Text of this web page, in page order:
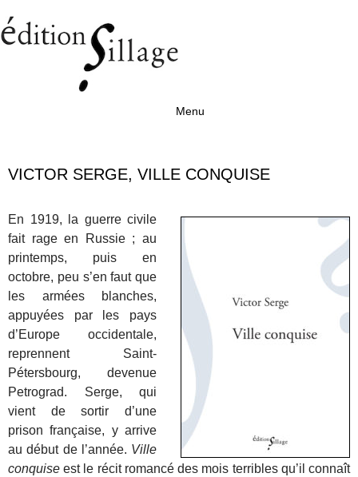
Menu
VICTOR SERGE, VILLE CONQUISE
En 1919, la guerre civile
fait rage en Russie ; au
printemps, puis en
octobre, peu s’en faut que
les armées blanches,
appuyées par les pays
d’Europe occidentale,
reprennent Saint-
Pétersbourg, devenue
Petrograd. Serge, qui
vient de sortir d’une
prison française, y arrive
au début de l’année. Ville
conquise est le récit romancé des mois terribles qu’il connaît